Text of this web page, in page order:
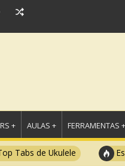
+ AULAS + FERRAMENTAS +
Tabs de Ukulele